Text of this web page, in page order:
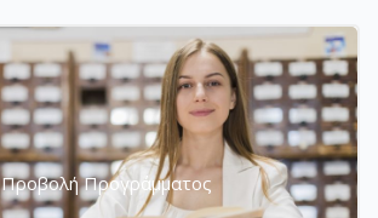
Προβολή Προγράμματος